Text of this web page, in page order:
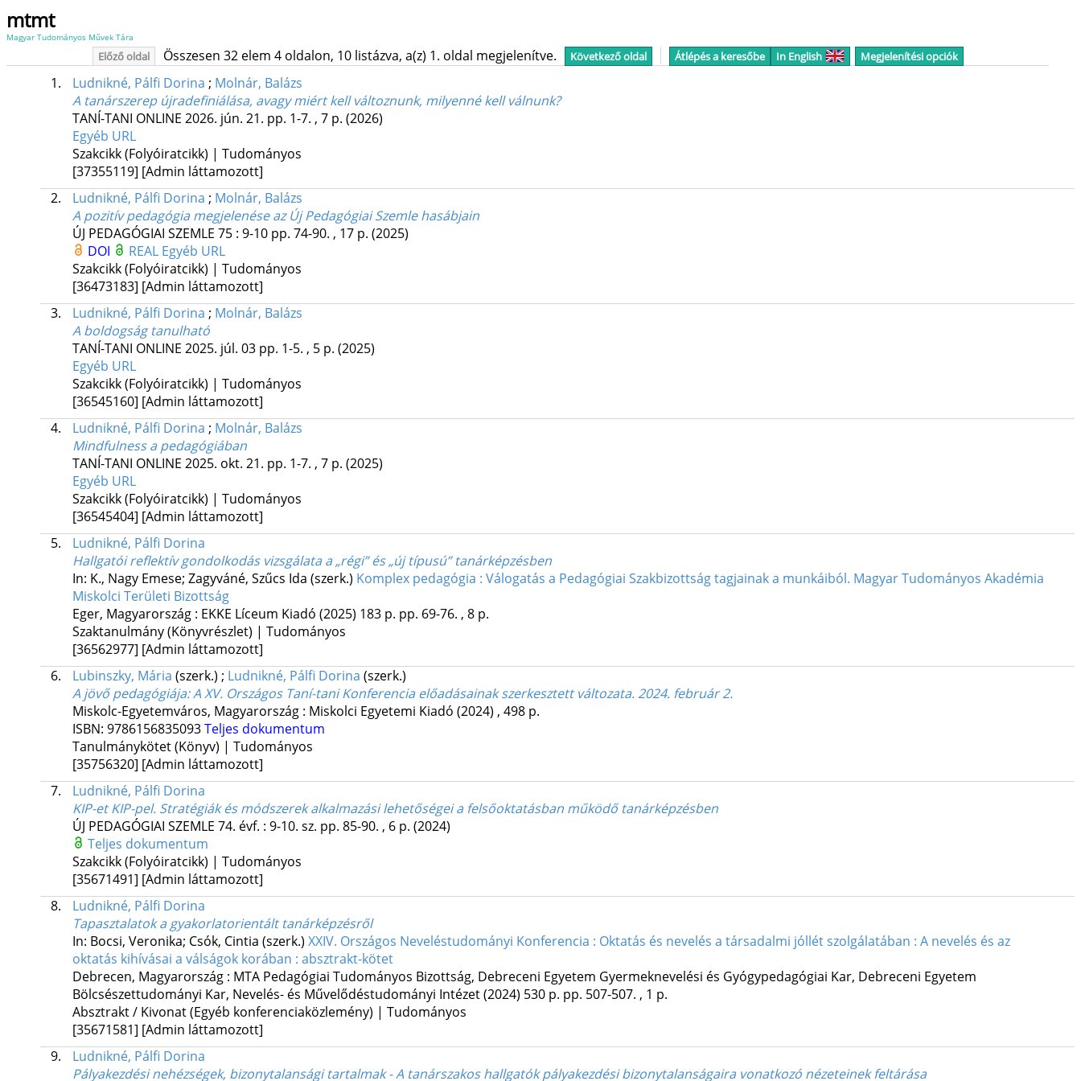
mtmt
Magyar Tudományos Művek Tára
Előző oldal Összesen 32 elem 4 oldalon, 10 listázva, a(z) 1. oldal megjelenítve. Következő oldal Átlépés a keresőbe In English Megjelenítési opciók
1. Ludnikné, Pálfi Dorina ; Molnár, Balázs
A tanárszerep újradefiniálása, avagy miért kell változnunk, milyenné kell válnunk?
TANÍ-TANI ONLINE 2026. jún. 21. pp. 1-7. , 7 p. (2026)
Egyéb URL
Szakcikk (Folyóiratcikk) | Tudományos
[37355119] [Admin láttamozott]
2.
Ludnikné, Pálfi Dorina ; Molnár, Balázs
A pozitív pedagógia megjelenése az Új Pedagógiai Szemle hasábjain
ÚJ PEDAGÓGIAI SZEMLE 75: 9-10 pp. 74-90. , 17 p. (2025)
DOI
REAL Egyéb URL
Szakcikk (Folyóiratcikk) | Tudományos
[36473183] [Admin láttamozott]
3.
Ludnikné, Pálfi Dorina ; Molnár, Balázs
A boldogság tanulható
TANÍ-TANI ONLINE 2025. júl. 03 pp. 1-5. , 5 p. (2025)
Egyéb URL
Szakcikk (Folyóiratcikk) | Tudományos
[36545160] [Admin láttamozott]
4.
Ludnikné, Pálfi Dorina ; Molnár, Balázs
Mindfulness a pedagógiában
TANÍ-TANI ONLINE 2025. okt. 21. pp. 1-7. , 7 p. (2025)
Egyéb URL
Szakcikk (Folyóiratcikk) | Tudományos
[36545404] [Admin láttamozott]
5.
Ludnikné, Pálfi Dorina
Hallgatói reflektív gondolkodás vizsgálata a „régi” és „új típusú” tanárképzésben
In: K., Nagy Emese; Zagyváné, Szűcs Ida (szerk.) Komplex pedagógia : Válogatás a Pedagógiai Szakbizottság tagjainak a munkáiból. Magyar Tudományos Akadémia
Miskolci Területi Bizottság
Eger, Magyarország : EKKE Líceum Kiadó (2025) 183 p. pp. 69-76. , 8 p.
Szaktanulmány (Könyvrészlet) | Tudományos
[36562977] [Admin láttamozott]
6.
Lubinszky, Mária (szerk.) ; Ludnikné, Pálfi Dorina (szerk.)
A jövő pedagógiája: A XV. Országos Taní-tani Konferencia előadásainak szerkesztett változata. 2024. február 2.
Miskolc-Egyetemváros, Magyarország : Miskolci Egyetemi Kiadó (2024) , 498 p.
ISBN: 9786156835093Teljes dokumentum
Tanulmánykötet (Könyv) | Tudományos
[35756320] [Admin láttamozott]
7.
Ludnikné, Pálfi Dorina
KIP-et KIP-pel. Stratégiák és módszerek alkalmazási lehetőségei a felsőoktatásban működő tanárképzésben
ÚJ PEDAGÓGIAI SZEMLE 74. évf. : 9-10. sz. pp. 85-90. , 6 p. (2024)
Teljes dokumentum
Szakcikk (Folyóiratcikk) | Tudományos
[35671491] [Admin láttamozott]
8.
Ludnikné, Pálfi Dorina
Tapasztalatok a gyakorlatorientált tanárképzésről
In: Bocsi, Veronika; Csók, Cintia (szerk.) XXIV. Országos Neveléstudományi Konferencia : Oktatás és nevelés a társadalmi jóllét szolgálatában : A nevelés és az
oktatás kihívásai a válságok korában : absztrakt-kötet
Debrecen, Magyarország : MTA Pedagógiai Tudományos Bizottság, Debreceni Egyetem Gyermeknevelési és Gyógypedagógiai Kar, Debreceni Egyetem
Bölcsészettudományi Kar, Nevelés- és Művelődéstudományi Intézet(2024) 530 p. pp. 507-507. , 1 p.
Absztrakt / Kivonat (Egyéb konferenciaközlemény) | Tudományos
[35671581] [Admin láttamozott]
9.
Ludnikné, Pálfi Dorina
Pályakezdési nehézségek, bizonytalansági tartalmak - A tanárszakos hallgatók pályakezdési bizonytalanságaira vonatkozó nézeteinek feltárása